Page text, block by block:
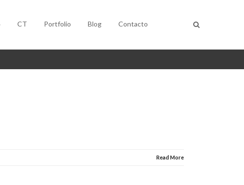
CT Portfolio Blog Contacto
Read More